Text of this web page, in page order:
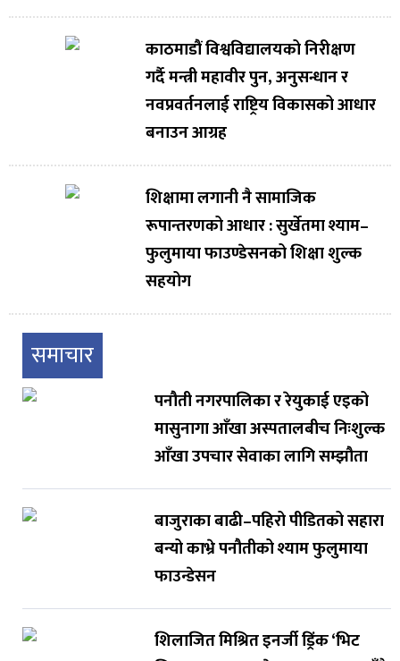
काठमाडौं विश्वविद्यालयको निरीक्षण
गर्दै मन्त्री महावीर पुन, अनुसन्धान र
नवप्रवर्तनलाई राष्ट्रिय विकासको आधार
बनाउन आग्रह
शिक्षामा लगानी नै सामाजिक
रूपान्तरणको आधार : सुर्खेतमा श्याम–
फुलुमाया फाउण्डेसनको शिक्षा शुल्क
सहयोग
समाचार
पनौती नगरपालिका र रेयुकाई एइको
मासुनागा आँखा अस्पतालबीच निःशुल्क
आँखा उपचार सेवाका लागि सम्झौता
बाजुराका बाढी–पहिरो पीडितको सहारा
बन्यो काभ्रे पनौतीको श्याम फुलुमाया
फाउन्डेसन
शिलाजित मिश्रित इनर्जी ड्रिंक ‘भिट